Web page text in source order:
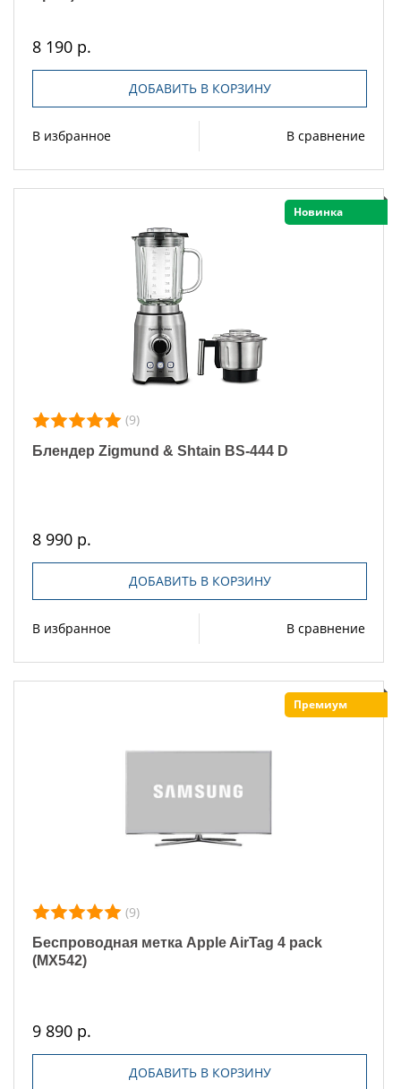
8 190 р.
ДОБАВИТЬ В КОРЗИНУ
В избранное В сравнение
Новинка
(9)
Блендер Zigmund & Shtain BS-444 D
8 990 р.
ДОБАВИТЬ В КОРЗИНУ
В избранное В сравнение
Премиум
(9)
Беспроводная метка Apple AirTag 4 pack
(MX542)
9 890 р.
ДОБАВИТЬ В КОРЗИНУ